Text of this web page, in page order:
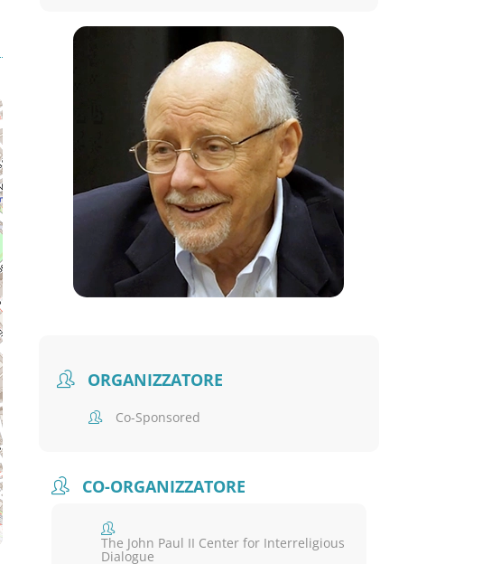
ORGANIZZATORE
Co-Sponsored
CO-ORGANIZZATORE
The John Paul II Center for Interreligious
Dialogue